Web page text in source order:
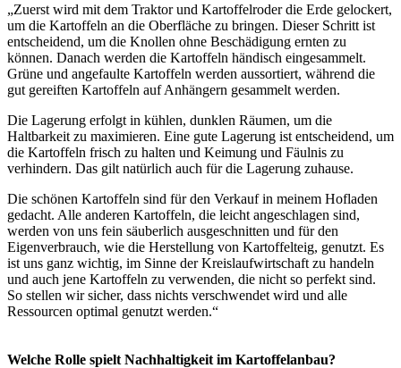
„Zuerst wird mit dem Traktor und Kartoffelroder die Erde gelockert,
um die Kartoffeln an die Oberfläche zu bringen. Dieser Schritt ist
entscheidend, um die Knollen ohne Beschädigung ernten zu
können. Danach werden die Kartoffeln händisch eingesammelt.
Grüne und angefaulte Kartoffeln werden aussortiert, während die
gut gereiften Kartoffeln auf Anhängern gesammelt werden.
Die Lagerung erfolgt in kühlen, dunklen Räumen, um die
Haltbarkeit zu maximieren. Eine gute Lagerung ist entscheidend, um
die Kartoffeln frisch zu halten und Keimung und Fäulnis zu
verhindern. Das gilt natürlich auch für die Lagerung zuhause.
Die schönen Kartoffeln sind für den Verkauf in meinem Hofladen
gedacht. Alle anderen Kartoffeln, die leicht angeschlagen sind,
werden von uns fein säuberlich ausgeschnitten und für den
Eigenverbrauch, wie die Herstellung von Kartoffelteig, genutzt. Es
ist uns ganz wichtig, im Sinne der Kreislaufwirtschaft zu handeln
und auch jene Kartoffeln zu verwenden, die nicht so perfekt sind.
So stellen wir sicher, dass nichts verschwendet wird und alle
Ressourcen optimal genutzt werden.“
Welche Rolle spielt Nachhaltigkeit im Kartoffelanbau?